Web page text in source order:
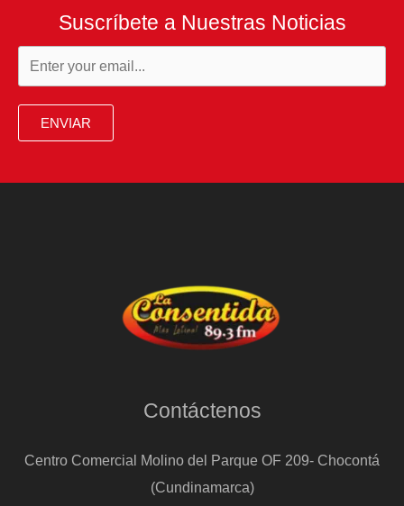
Suscríbete a Nuestras Noticias
ENVIAR
Contáctenos
Centro Comercial Molino del Parque OF 209- Chocontá
(Cundinamarca)